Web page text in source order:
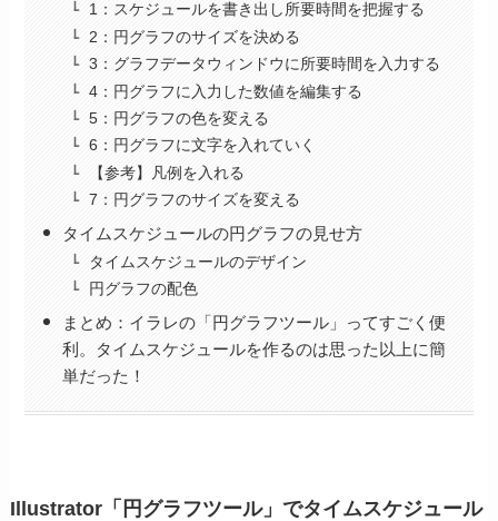
1：スケジュールを書き出し所要時間を把握する
2：円グラフのサイズを決める
3：グラフデータウィンドウに所要時間を入力する
4：円グラフに入力した数値を編集する
5：円グラフの色を変える
6：円グラフに文字を入れていく
【参考】凡例を入れる
7：円グラフのサイズを変える
タイムスケジュールの円グラフの見せ方
タイムスケジュールのデザイン
円グラフの配色
まとめ：イラレの「円グラフツール」ってすごく便
利。タイムスケジュールを作るのは思った以上に簡
単だった！
Illustrator「円グラフツール」でタイムスケジュール